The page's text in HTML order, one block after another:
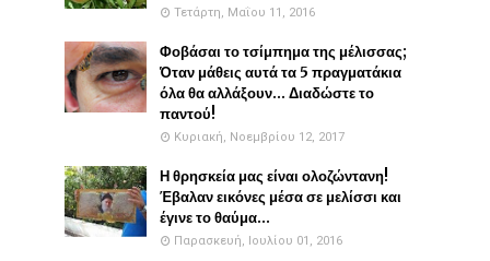
Τετάρτη, Μαΐου 11, 2016
Φοβάσαι το τσίμπημα της μέλισσας;
Όταν μάθεις αυτά τα 5 πραγματάκια
όλα θα αλλάξουν... Διαδώστε το
παντού!
Κυριακή, Νοεμβρίου 12, 2017
Η θρησκεία μας είναι ολοζώντανη!
Έβαλαν εικόνες μέσα σε μελίσσι και
έγινε το θαύμα...
Παρασκευή, Ιουλίου 01, 2016